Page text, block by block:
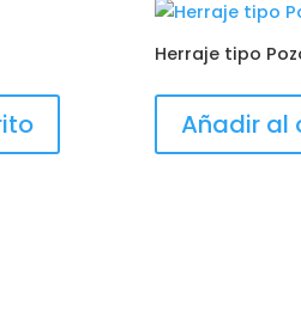
Herraje tipo
Añadir al